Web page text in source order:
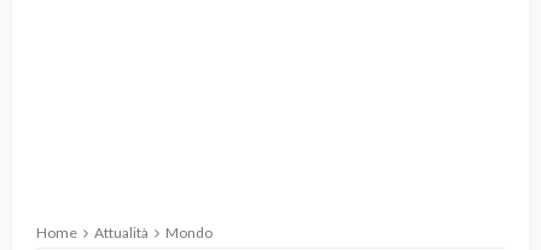
Home Attualità Mondo